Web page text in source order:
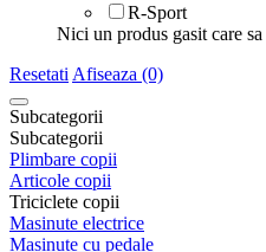
R-Sport
Nici un produs gasit care
Resetati Afiseaza (0)
Subcategorii
Subcategorii
Plimbare copii
Articole copii
Triciclete copii
Masinute electrice
Masinute cu pedale